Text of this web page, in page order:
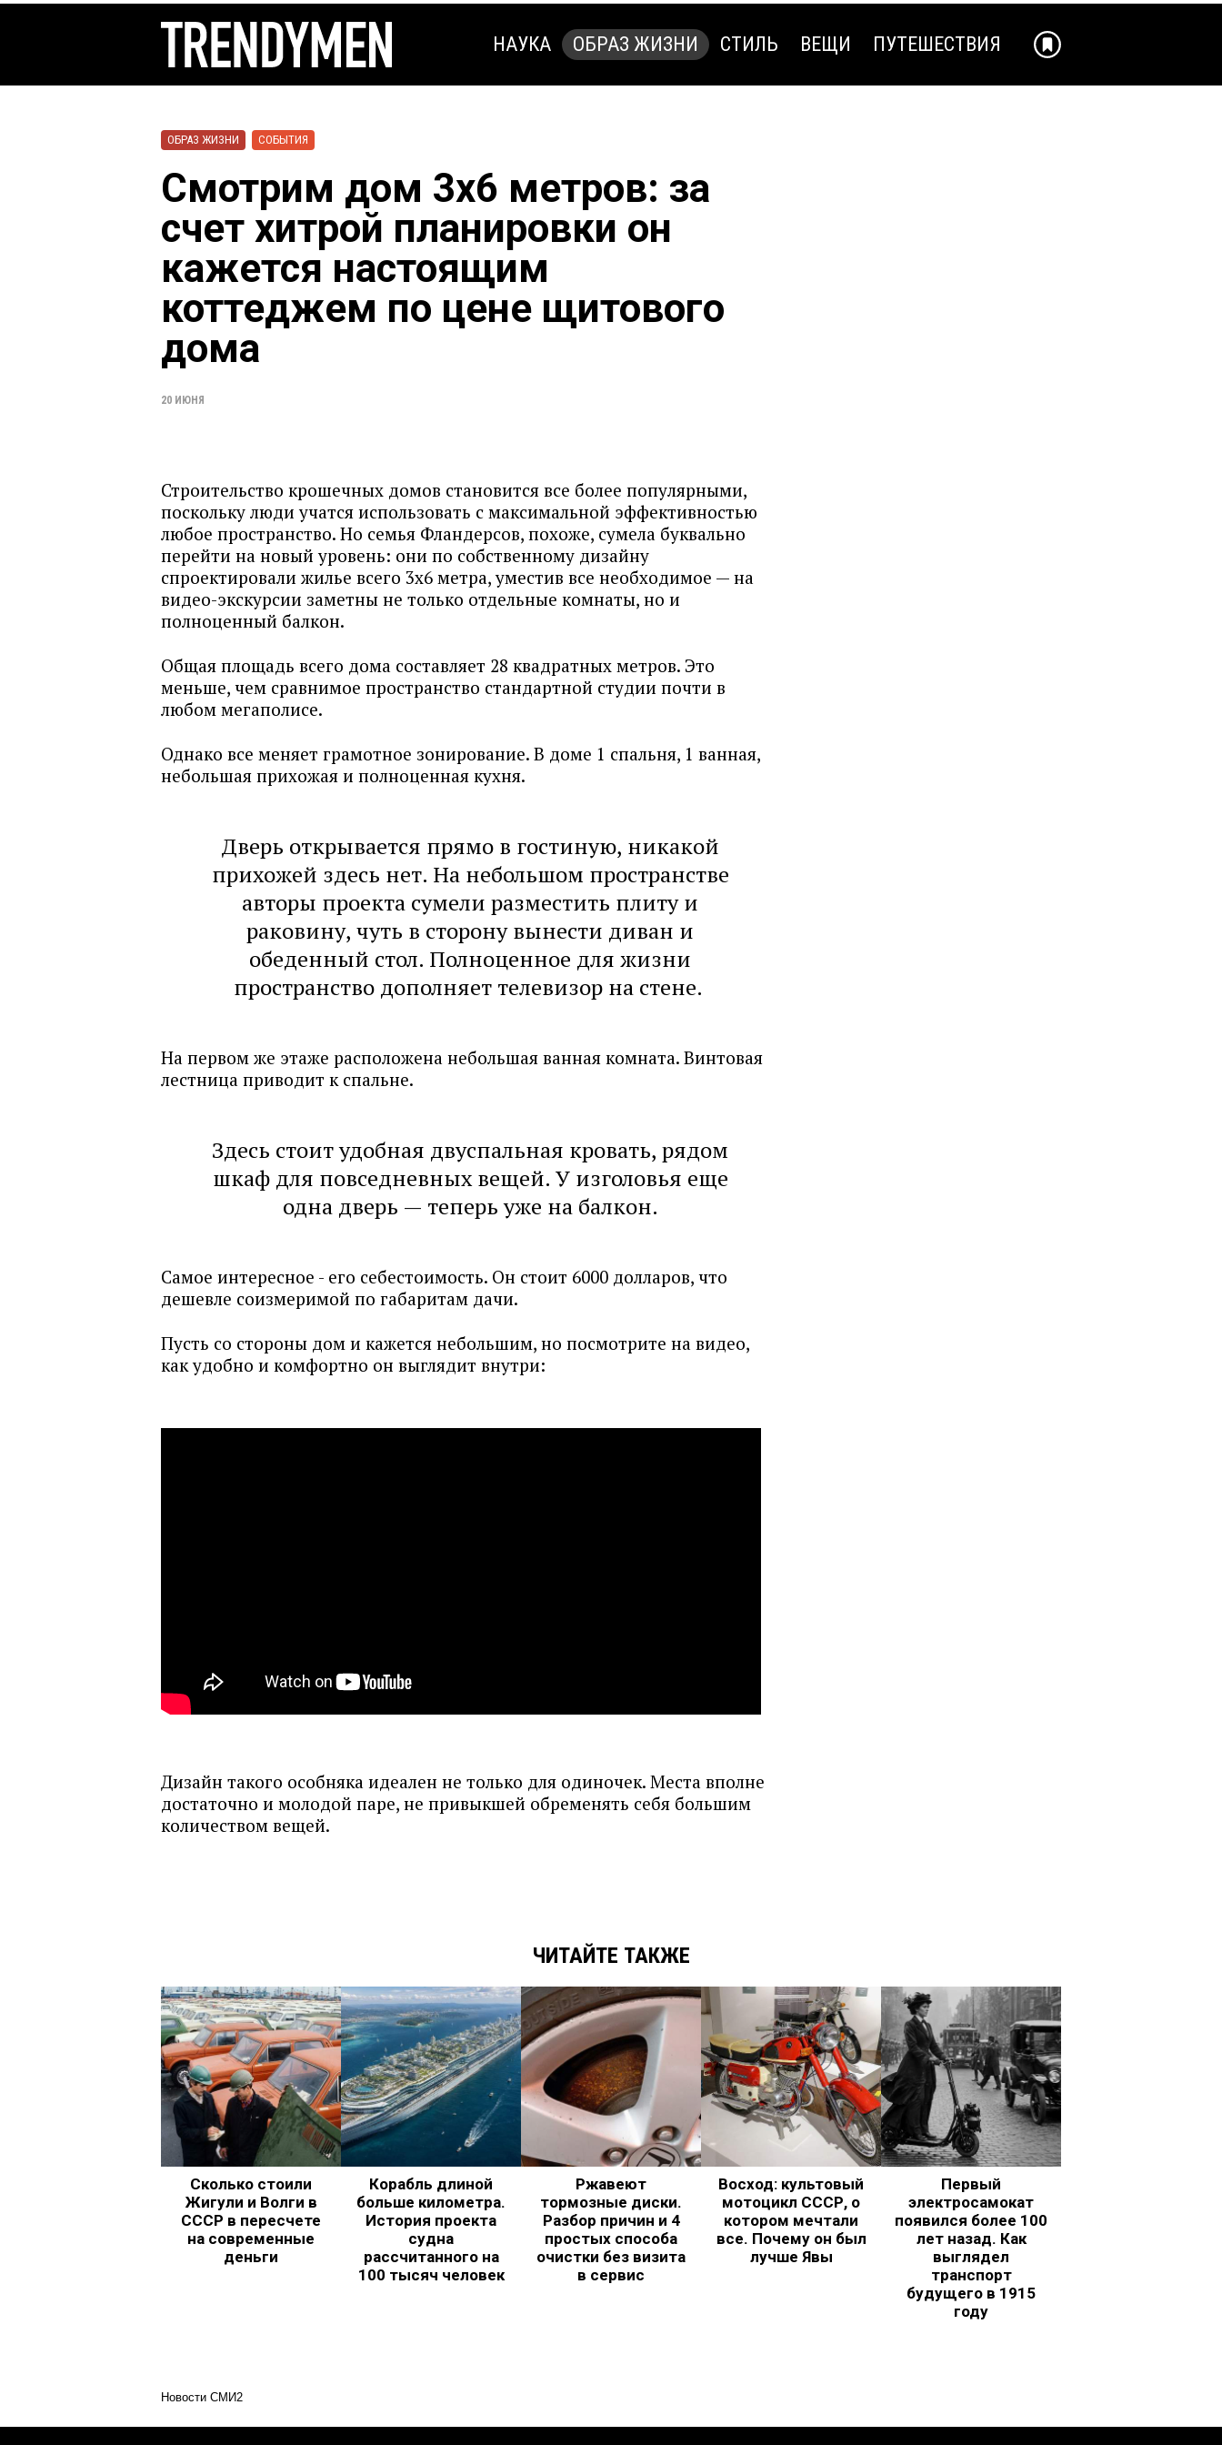
НАУКА ОБРАЗ ЖИЗНИ СТИЛЬ ВЕЩИ ПУТЕШЕСТВИЯ
ОБРАЗ ЖИЗНИ СОБЫТИЯ
Смотрим дом 3х6 метров: за
счет хитрой планировки он
кажется настоящим
коттеджем по цене щитового
дома
20 ИЮНЯ
Строительство крошечных домов становится все более популярными,
поскольку люди учатся использовать с максимальной эффективностью
любое пространство. Но семья Фландерсов, похоже, сумела буквально
перейти на новый уровень: они по собственному дизайну
спроектировали жилье всего 3х6 метра, уместив все необходимое — на
видео-экскурсии заметны не только отдельные комнаты, но и
полноценный балкон.
Общая площадь всего дома составляет 28 квадратных метров. Это
меньше, чем сравнимое пространство стандартной студии почти в
любом мегаполисе.
Однако все меняет грамотное зонирование. В доме 1 спальня, 1 ванная,
небольшая прихожая и полноценная кухня.
Дверь открывается прямо в гостиную, никакой
прихожей здесь нет. На небольшом пространстве
авторы проекта сумели разместить плиту и
раковину, чуть в сторону вынести диван и
обеденный стол. Полноценное для жизни
пространство дополняет телевизор на стене.
На первом же этаже расположена небольшая ванная комната. Винтовая
лестница приводит к спальне.
Здесь стоит удобная двуспальная кровать, рядом
шкаф для повседневных вещей. У изголовья еще
одна дверь — теперь уже на балкон.
Самое интересное - его себестоимость. Он стоит 6000 долларов, что
дешевле соизмеримой по габаритам дачи.
Пусть со стороны дом и кажется небольшим, но посмотрите на видео,
как удобно и комфортно он выглядит внутри:
Дизайн такого особняка идеален не только для одиночек. Места вполне
достаточно и молодой паре, не привыкшей обременять себя большим
количеством вещей.
ЧИТАЙТЕ ТАКЖЕ
Сколько стоили
Жигули и Волги в
СССР в пересчете
на современные
деньги
Корабль длиной
больше километра.
История проекта
судна
рассчитанного на
100 тысяч человек
Ржавеют
тормозные диски.
Разбор причин и 4
простых способа
очистки без визита
в сервис
Восход: культовый
мотоцикл СССР, о
котором мечтали
все. Почему он был
лучше Явы
Первый
электросамокат
появился более 100
лет назад. Как
выглядел
транспорт
будущего в 1915
году
Новости СМИ2